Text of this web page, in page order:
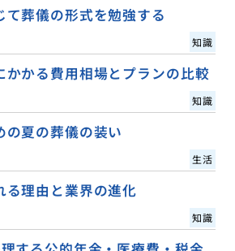
て葬儀の形式を勉強する
知識
かかる費用相場とプランの比較
知識
の夏の葬儀の装い
生活
る理由と業界の進化
知識